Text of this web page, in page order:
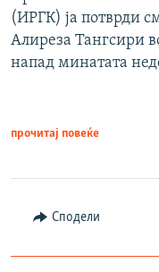
(ИРГК) ја потврди
Алиреза Тангсири
напад минатата
прочитај повеќе
Сподели